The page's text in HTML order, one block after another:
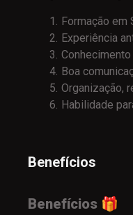
Formação em
Experiência
Boa
Organização,
Habilidade
Benefícios
Benefícios 🎁